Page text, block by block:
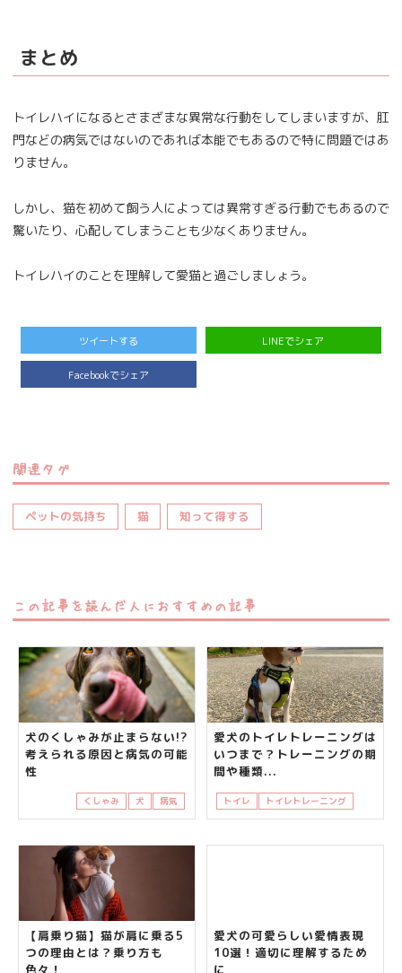
まとめ
トイレハイになるとさまざまな異常な行動をしてしまいますが、肛
門などの病気ではないのであれば本能でもあるので特に問題ではあ
りません。
しかし、猫を初めて飼う人によっては異常すぎる行動でもあるので
驚いたり、心配してしまうことも少なくありません。
トイレハイのことを理解して愛猫と過ごしましょう。
ツイートする LINEでシェア
Facebookでシェア
関連タグ
ペットの気持ち 猫 知って得する
この記事を読んだ人におすすめの記事
犬のくしゃみが止まらない!?
考えられる原因と病気の可能
性
くしゃみ 犬 病気
愛犬のトイレトレーニングは
いつまで？トレーニングの期
間や種類...
トイレ トイレトレーニング
【肩乗り猫】猫が肩に乗る5
つの理由とは？乗り方も
色々！
愛犬の可愛らしい愛情表現
10選！適切に理解するため
に